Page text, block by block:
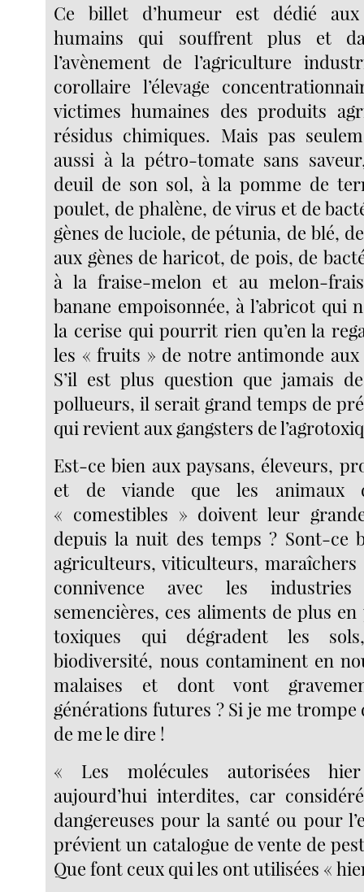
Ce billet d’humeur est dédié
humains qui souffrent plus et
l’avènement de l’agriculture
corollaire l’élevage
victimes humaines des produits
résidus chimiques. Mais pas
aussi à la pétro-tomate sans
deuil de son sol, à la pomme de
poulet, de phalène, de virus et de
gènes de luciole, de pétunia, de blé,
aux gènes de haricot, de pois, de
à la fraise-melon et au melon-
banane empoisonnée, à l’abricot qui
la cerise qui pourrit rien qu’en la
les « fruits » de notre antimonde
S’il est plus question que jamais
pollueurs, il serait grand temps de
qui revient aux gangsters de
Est-ce bien aux paysans, éleveurs,
et de viande que les animaux
« comestibles » doivent leur
depuis la nuit des temps ? Sont-ce
agriculteurs, viticulteurs,
connivence avec les
semencières, ces aliments de plus
toxiques qui dégradent les
biodiversité, nous contaminent en
malaises et dont vont
générations futures ? Si je me trompe
de me le dire !
« Les molécules autorisées
aujourd’hui interdites, car
dangereuses pour la santé ou pour
prévient un catalogue de vente de
Que font ceux qui les ont utilisées «